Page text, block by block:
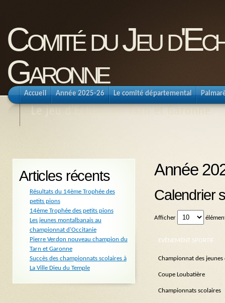
Comité du Jeu
Garonne
Le jeu d'Echecs en Tarn et Garonne
Accueil Année 2025-26 Le comité départemental
Année
Calendrier
Afficher
EVÈNEMENT SPORTIF
Championnat des
Coupe Loubatière
Championnats scolaires
Articles récents
Résultats du 14ème Trophée des
petits pions
14ème Trophée des petits pions
Les jeunes montalbanais au
championnat d’Occitanie
Pierre Verdon nouveau champion du
Tarn et Garonne
Succès des championnats scolaires à
La Ville Dieu du Temple